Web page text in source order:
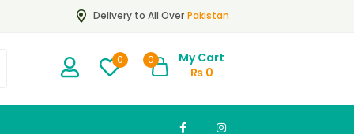
Delivery to All Over Pakistan
0 0
My Cart
₨0